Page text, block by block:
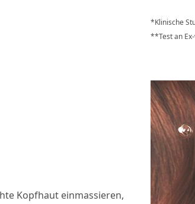
*Klinische
**Test an
Kopfhaut einmassieren,